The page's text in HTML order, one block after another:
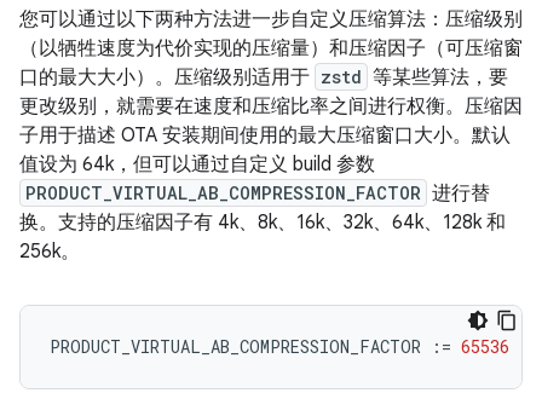
您可以通过以下两种方法进一步自定义压缩算法：压缩级别
（以牺牲速度为代价实现的压缩量）和压缩因子（可压缩窗
口的最大大小）。 压缩级别适用于 zstd 等某些算法，要
更改级别，就需要在速度和压缩比率之间进行权衡。压缩因
子用于描述 OTA 安装期间使用的最大压缩窗口大小。默认
值设为 64k，但可以通过自定义 build 参数
PRODUCT_VIRTUAL_AB_COMPRESSION_FACTOR 进行替
换。支持的压缩因子有 4k、8k、16k、32k、64k、128k 和
256k。
PRODUCT_VIRTUAL_AB_COMPRESSION_FACTOR := 65536